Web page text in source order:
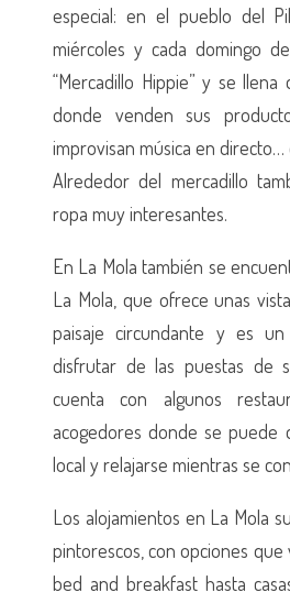
especial: en el pueblo del
miércoles y cada domingo
“Mercadillo Hippie” y se
donde venden sus
improvisan música en directo…
Alrededor del mercadillo
ropa muy interesantes.
En La Mola también se
La Mola, que ofrece unas
paisaje circundante y es
disfrutar de las puestas de
cuenta con algunos
acogedores donde se puede
local y relajarse mientras se
Los alojamientos en La Mola
pintorescos, con opciones
bed and breakfast hasta